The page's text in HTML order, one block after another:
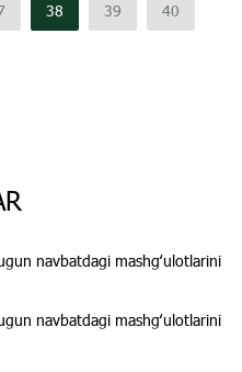
38 39 40
navbatdagi mashgʻulotlarini
navbatdagi mashgʻulotlarini